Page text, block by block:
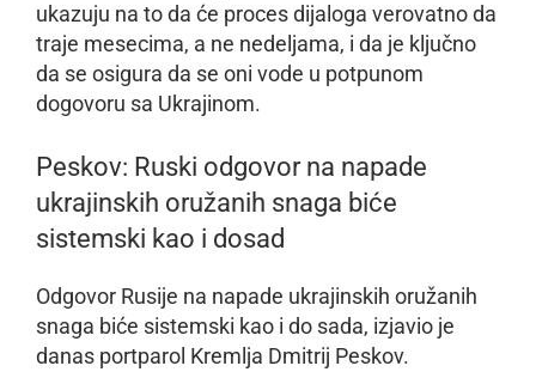
ukazuju na to da će proces dijaloga verovatno da
traje mesecima, a ne nedeljama, i da je ključno
da se osigura da se oni vode u potpunom
dogovoru sa Ukrajinom.
Peskov: Ruski odgovor na napade
ukrajinskih oružanih snaga biće
sistemski kao i dosad
Odgovor Rusije na napade ukrajinskih oružanih
snaga biće sistemski kao i do sada, izjavio je
danas portparol Kremlja Dmitrij Peskov.